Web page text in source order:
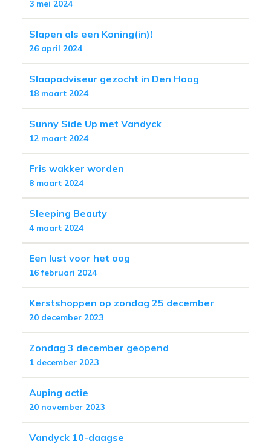
3 mei 2024
Slapen als een Koning(in)!
26 april 2024
Slaapadviseur gezocht in Den Haag
18 maart 2024
Sunny Side Up met Vandyck
12 maart 2024
Fris wakker worden
8 maart 2024
Sleeping Beauty
4 maart 2024
Een lust voor het oog
16 februari 2024
Kerstshoppen op zondag 25 december
20 december 2023
Zondag 3 december geopend
1 december 2023
Auping actie
20 november 2023
Vandyck 10-daagse